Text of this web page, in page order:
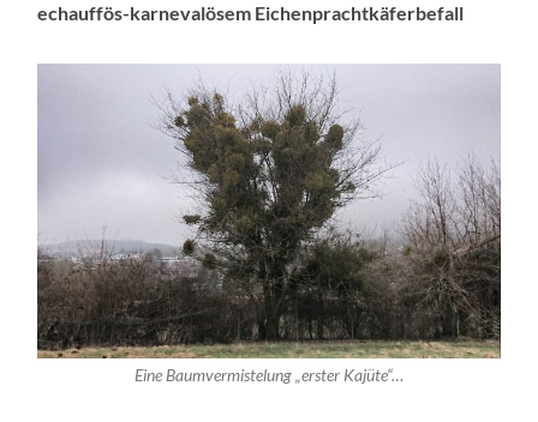
echauffös-karnevalösem Eichenprachtkäferbefall
Eine Baumvermistelung „erster Kajüte“…